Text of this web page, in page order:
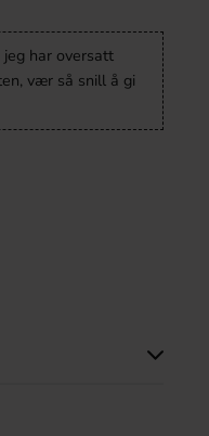
jeg har oversatt
vær så snill å gi